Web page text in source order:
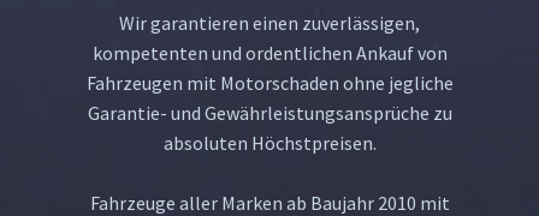
Wir garantieren einen zuverlässigen,
kompetenten und ordentlichen Ankauf von
Fahrzeugen mit Motorschaden ohne jegliche
Garantie- und Gewährleistungsansprüche zu
absoluten Höchstpreisen.
Fahrzeuge aller Marken ab Baujahr 2010 mit